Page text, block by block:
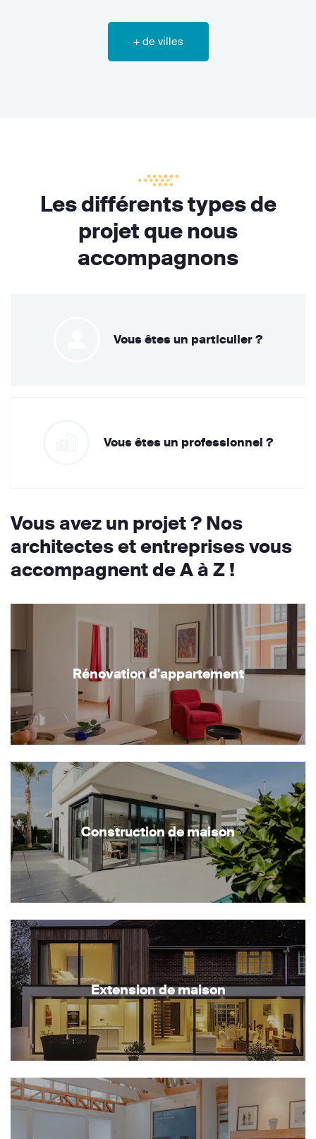
+ de villes
Les différents types de
projet que nous
accompagnons
Vous êtes un particulier ?
Vous êtes un professionnel ?
Vous avez un projet ? Nos
architectes et entreprises vous
accompagnent de A à Z !
Rénovation d'appartement
Construction de maison
Extension de maison